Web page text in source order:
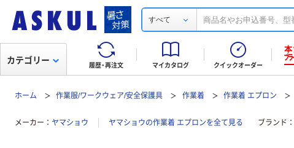
すべて
履歴・再注文 マイカタログ クイックオーダー
カテゴリー
ホーム 作業服/ワークウェア/安全保護具 作業着 作業着 エプロン
メーカー ヤマショウ ヤマショウの作業着 エプロンを全て見る ブランド